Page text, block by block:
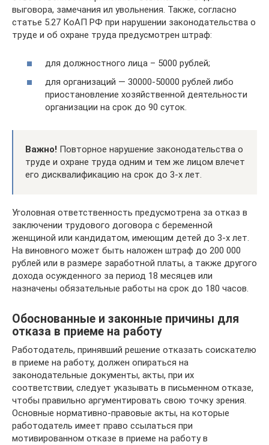
выговора, замечания ил увольнения. Также, согласно
статье 5.27 КоАП РФ при нарушении законодательства о
труде и об охране труда предусмотрен штраф:
для должностного лица – 5000 рублей;
для организаций — 30000-50000 рублей либо
приостановление хозяйственной деятельности
организации на срок до 90 суток.
Важно! Повторное нарушение законодательства о
труде и охране труда одним и тем же лицом влечет
его дисквалификацию на срок до 3-х лет.
Уголовная ответственность предусмотрена за отказ в
заключении трудового договора с беременной
женщиной или кандидатом, имеющим детей до 3-х лет.
На виновного может быть наложен штраф до 200 000
рублей или в размере заработной платы, а также другого
дохода осужденного за период 18 месяцев или
назначены обязательные работы на срок до 180 часов.
Обоснованные и законные причины для
отказа в приеме на работу
Работодатель, принявший решение отказать соискателю
в приеме на работу, должен опираться на
законодательные документы, акты, при их
соответствии, следует указывать в письменном отказе,
чтобы правильно аргументировать свою точку зрения.
Основные нормативно-правовые акты, на которые
работодатель имеет право ссылаться при
мотивированном отказе в приеме на работу в